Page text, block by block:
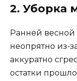
2. Уборка
Ранней
неопрятно из-
аккуратно
остатки